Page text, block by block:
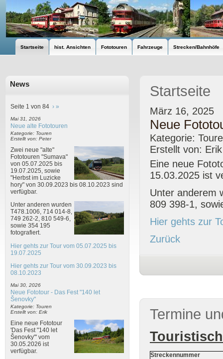
Startseite hist. Ansichten Fototouren Fahrzeuge Strecken/Bahnhöfe
News
Seite 1 von 84 › »
Mai 31, 2026
Neue alte Fototouren
Kategorie: Touren
Erstellt von: Peter
Zwei neue "alte"
Fototouren "Sumava"
von 05.07.2025 bis
19.07.2025, sowie
"Herbst im Luzicke
hory" von 30.09.2023 bis 08.10.2023 sind
verfügbar.
Unter anderen wurden
T478.1006, 714 014-8,
749 262-2, 810 549-6,
sowie 354 195
fotografiert.
Hier gehts zur Tour vom 05.07.2025 bis
19.07.2025
Hier gehts zur Tour vom 30.09.2023 bis
08.10.2023
Mai 30, 2026
Neue Fototour - Das Fest "140 let
Šenovky"
Kategorie: Touren
Erstellt von: Erik
Eine neue Fototour
'Das Fest "140 let
Šenovky"' vom
30.05.2026 ist
verfügbar.
Startseite
März 16, 2025
Neue
Kategorie:
Erstellt von:
Eine neue
15.03.2025 ist
Unter anderem
809 398-1,
Hier gehts zur
Zurück
Termine
Streckennummer